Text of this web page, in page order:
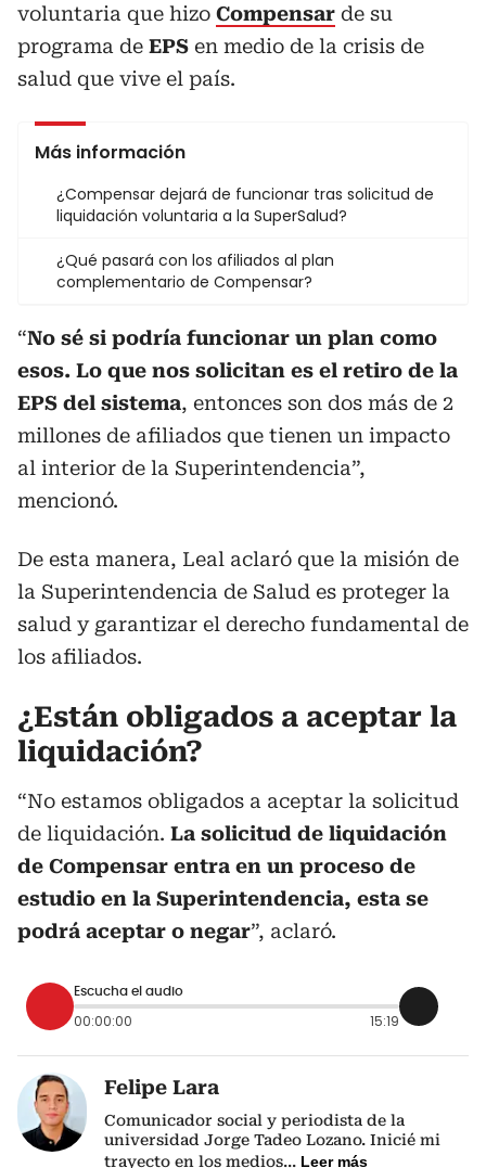
voluntaria que hizo Compensar de su
programa de EPS en medio de la crisis de
salud que vive el país.
Más información
¿Compensar dejará de funcionar tras solicitud de
liquidación voluntaria a la SuperSalud?
¿Qué pasará con los afiliados al plan
complementario de Compensar?
“No sé si podría funcionar un plan como
esos. Lo que nos solicitan es el retiro de la
EPS del sistema, entonces son dos más de 2
millones de afiliados que tienen un impacto
al interior de la Superintendencia”,
mencionó.
De esta manera, Leal aclaró que la misión de
la Superintendencia de Salud es proteger la
salud y garantizar el derecho fundamental de
los afiliados.
¿Están obligados a aceptar la
liquidación?
“No estamos obligados a aceptar la solicitud
de liquidación. La solicitud de liquidación
de Compensar entra en un proceso de
estudio en la Superintendencia, esta se
podrá aceptar o negar”, aclaró.
Escucha el audio
00:00:00 15:19
Felipe Lara
Comunicador social y periodista de la
universidad Jorge Tadeo Lozano. Inicié mi
trayecto en los medios... Leer más